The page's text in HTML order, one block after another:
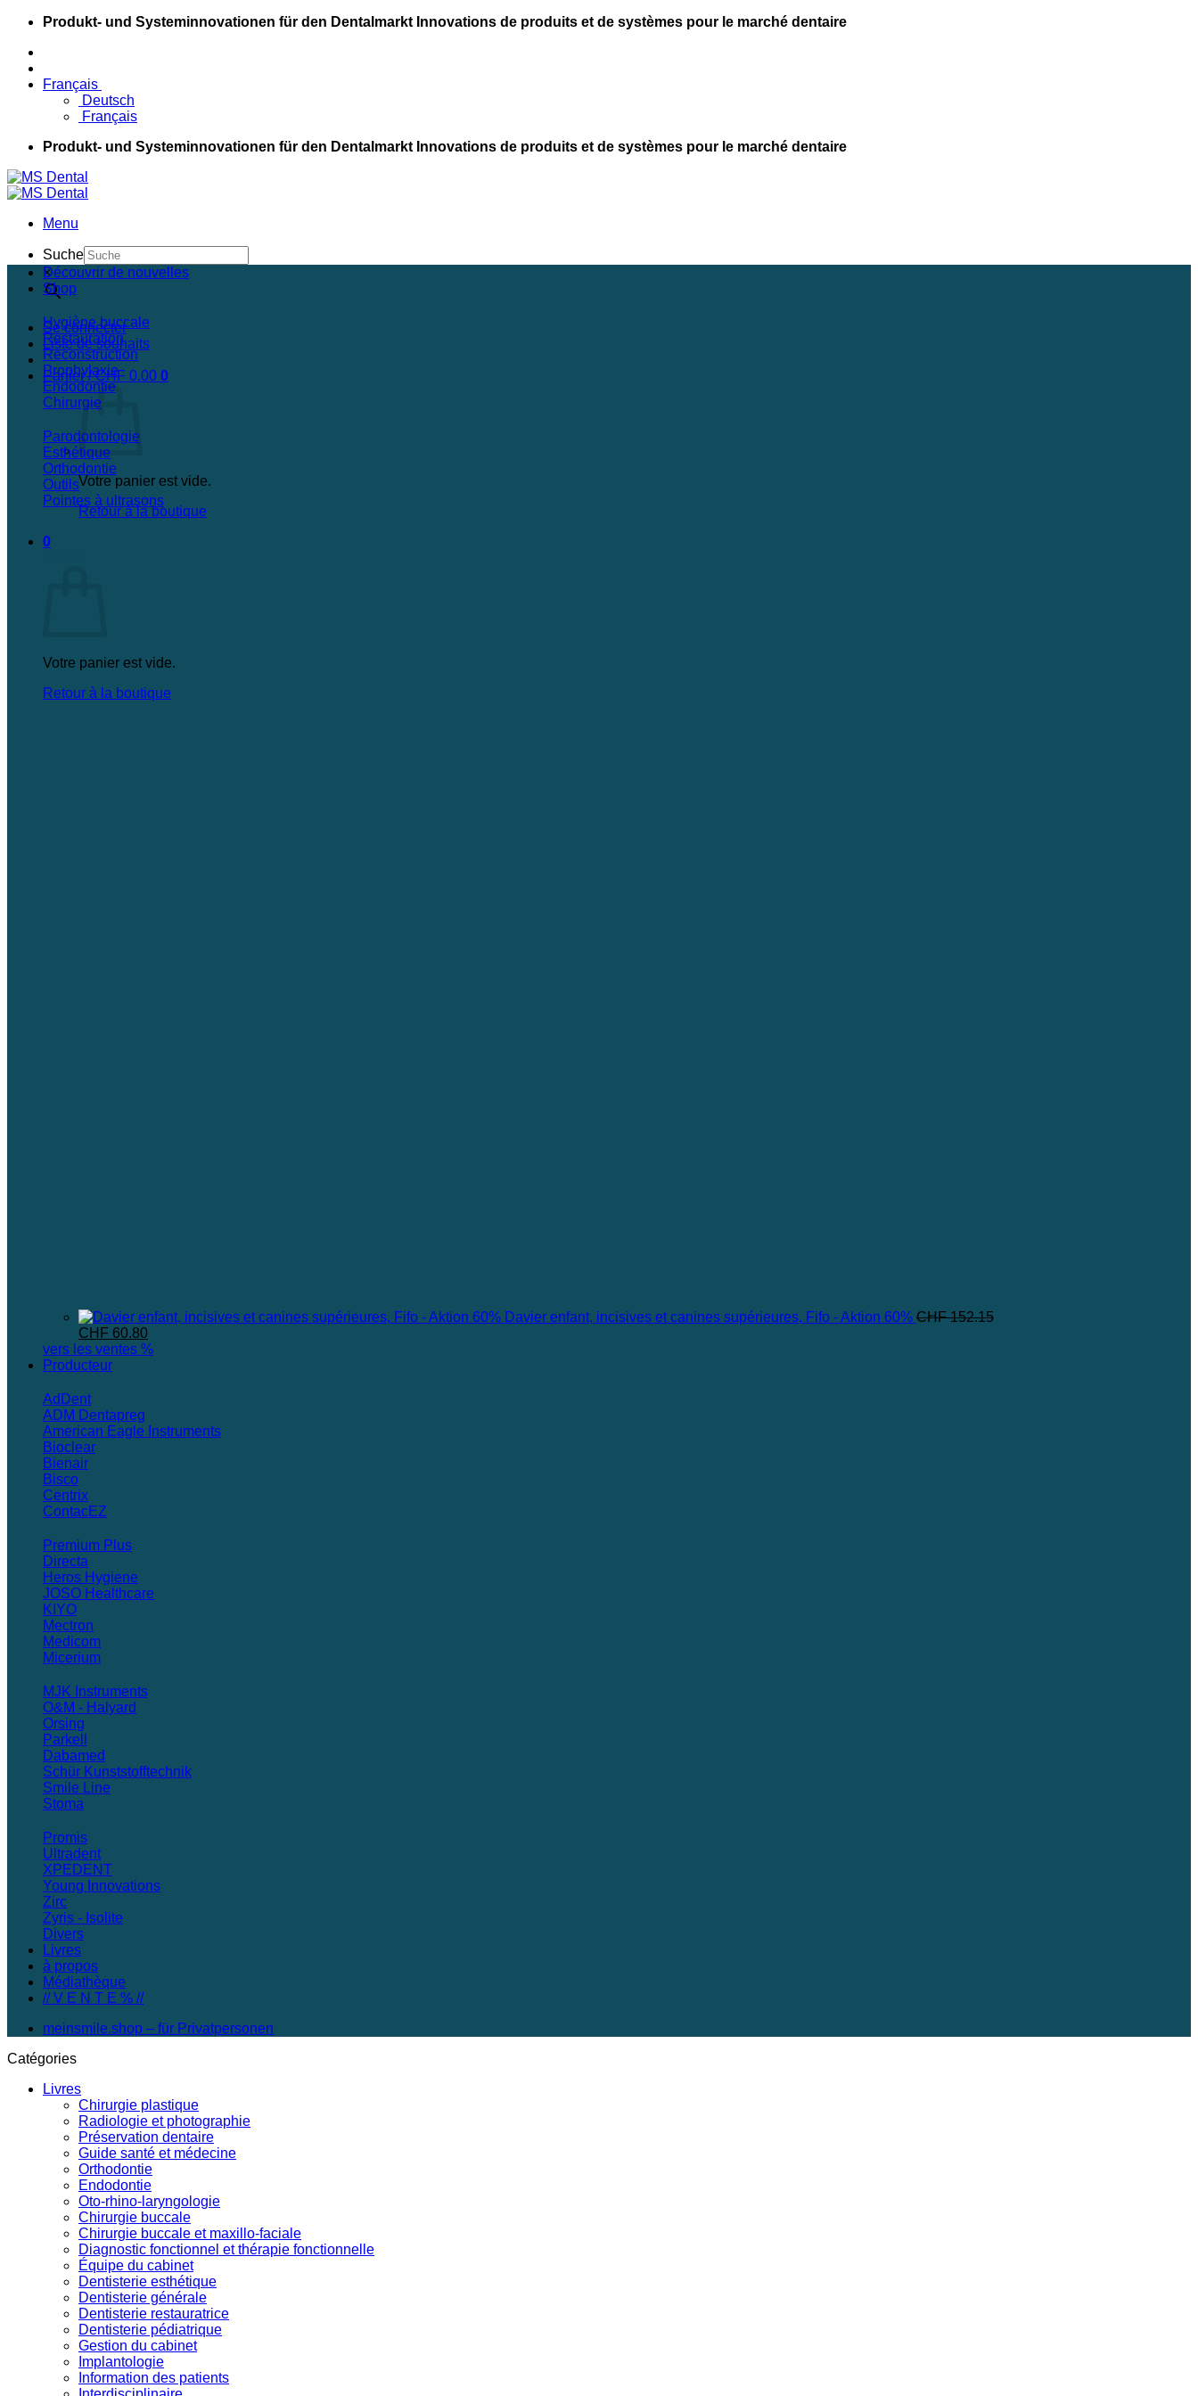
Passer
contenu
Produkt- und Systeminnovationen für den Dentalmarkt Innovations de produits et de systèmes pour le marché dentaire
Français
Deutsch
Français
Produkt- und Systeminnovationen für den Dentalmarkt Innovations de produits et de systèmes pour le marché dentaire
Menu
Suche
×
Se connecter
Liste de souhaits
Panier /CHF 0.00 0
Votre panier est vide.
Retour à la boutique
0
Votre panier est vide.
Retour à la boutique
Découvrir de nouvelles
Shop
Hygiène buccale
Restauration
Reconstruction
Prophylaxie
Endodontie
Chirurgie
Parodontologie
Esthétique
Orthodontie
Outils
Pointes à ultrasons
Davier enfant, incisives et canines supérieures, Fifo - Aktion 60% CHF152.15
Le
prix
initial
CHF 152.15.
CHF 60.80Le
prix
vers les ventes %
Producteur
AdDent
ADM Dentapreg
American Eagle Instruments
Bioclear
Bienair
Bisco
Centrix
ContacEZ
Premium Plus
Directa
Heros Hygiene
JOSO Healthcare
KIYO
Mectron
Medicom
Micerium
MJK Instruments
O&M - Halyard
Orsing
Parkell
Dabamed
Schür Kunststofftechnik
Smile Line
Stoma
Promis
Ultradent
XPEDENT
Young Innovations
Zirc
Zyris - Isolite
Divers
Livres
à propos
Médiathèque
// V E N T E % //
meinsmile.shop – für Privatpersonen
Catégories
Livres
Chirurgie plastique
Radiologie et photographie
Préservation dentaire
Guide santé et médecine
Orthodontie
Endodontie
Oto-rhino-laryngologie
Chirurgie buccale
Chirurgie buccale et maxillo-faciale
Diagnostic fonctionnel et thérapie fonctionnelle
Équipe du cabinet
Dentisterie esthétique
Dentisterie générale
Dentisterie restauratrice
Dentisterie pédiatrique
Gestion du cabinet
Implantologie
Information des patients